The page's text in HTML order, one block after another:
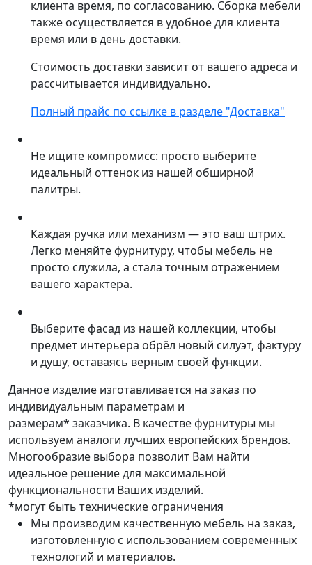
клиента время, по согласованию. Сборка мебели
также осуществляется в удобное для клиента
время или в день доставки.
Стоимость доставки зависит от вашего адреса и
рассчитывается индивидуально.
Полный прайс по ссылке в разделе "Доставка"
Не ищите компромисс: просто выберите
идеальный оттенок из нашей обширной
палитры.
Каждая ручка или механизм — это ваш штрих.
Легко меняйте фурнитуру, чтобы мебель не
просто служила, а стала точным отражением
вашего характера.
Выберите фасад из нашей коллекции, чтобы
предмет интерьера обрёл новый силуэт, фактуру
и душу, оставаясь верным своей функции.
Данное изделие изготавливается на заказ по
индивидуальным параметрам и
размерам* заказчика. В качестве фурнитуры мы
используем аналоги лучших европейских брендов.
Многообразие выбора позволит Вам найти
идеальное решение для максимальной
функциональности Ваших изделий.
*могут быть технические ограничения
Мы производим качественную мебель на заказ,
изготовленную с использованием современных
технологий и материалов.